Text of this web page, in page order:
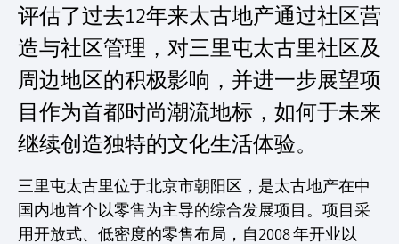
评估了过去12年来太古地产通过社区营
造与社区管理，对三里屯太古里社区及
周边地区的积极影响，并进一步展望项
目作为首都时尚潮流地标，如何于未来
继续创造独特的文化生活体验。
三里屯太古里位于北京市朝阳区，是太古地产在中
国内地首个以零售为主导的综合发展项目。项目采
用开放式、低密度的零售布局，自2008 年开业以